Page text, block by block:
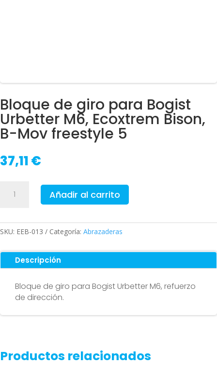
Bloque de giro para Bogist
Urbetter M6, Ecoxtrem Bison,
B-Mov freestyle 5
37,11€
Bogist
M6,
Ecoxtrem
Añadir al carrito
SKU: EEB-013 Categoría: Abrazaderas
Descripción
Bloque de giro para Bogist Urbetter M6, refuerzo
de dirección.
Productos relacionados